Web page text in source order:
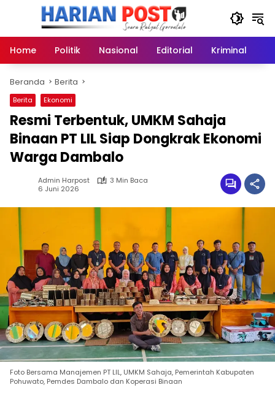
Home
Politik Nasional Editorial Kriminal
Beranda Berita
Berita Ekonomi
Resmi Terbentuk, UMKM Sahaja
Binaan PT LIL Siap Dongkrak Ekonomi
Warga Dambalo
Admin Harpost
3 Min Baca
6 Juni 2026
Foto Bersama Manajemen PT LIL, UMKM Sahaja, Pemerintah Kabupaten
Pohuwato, Pemdes Dambalo dan Koperasi Binaan